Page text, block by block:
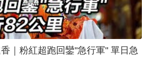
粉紅超跑回鑾"急行軍" 單日急